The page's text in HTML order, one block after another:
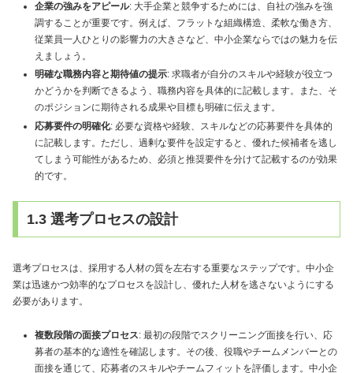
企業の強みをアピール: 大手企業と競争するためには、自社の強みを強
調することが重要です。例えば、フラットな組織構造、柔軟な働き方、
従業員一人ひとりの影響力の大きさなど、中小企業ならではの魅力を伝
えましょう。
明確な職務内容と期待値の提示: 求職者が自分のスキルや経験が役立つ
かどうかを判断できるよう、職務内容を具体的に記載します。また、そ
のポジションに期待される成果や目標も明確に伝えます。
応募要件の明確化: 必要な資格や経験、スキルなどの応募要件を具体的
に記載します。ただし、過剰な要件を設定すると、優れた候補者を逃し
てしまう可能性があるため、必須と推奨要件を分けて記載するのが効果
的です。
1.3 選考プロセスの設計
選考プロセスは、採用する人材の質を左右する重要なステップです。中小企
業は迅速かつ効率的なプロセスを設計し、優れた人材を逃さないようにする
必要があります。
複数段階の面接プロセス: 最初の段階でスクリーニング面接を行い、応
募者の基本的な適性を確認します。その後、役職やチームメンバーとの
面接を通じて、応募者のスキルやチームフィットを評価します。中小企